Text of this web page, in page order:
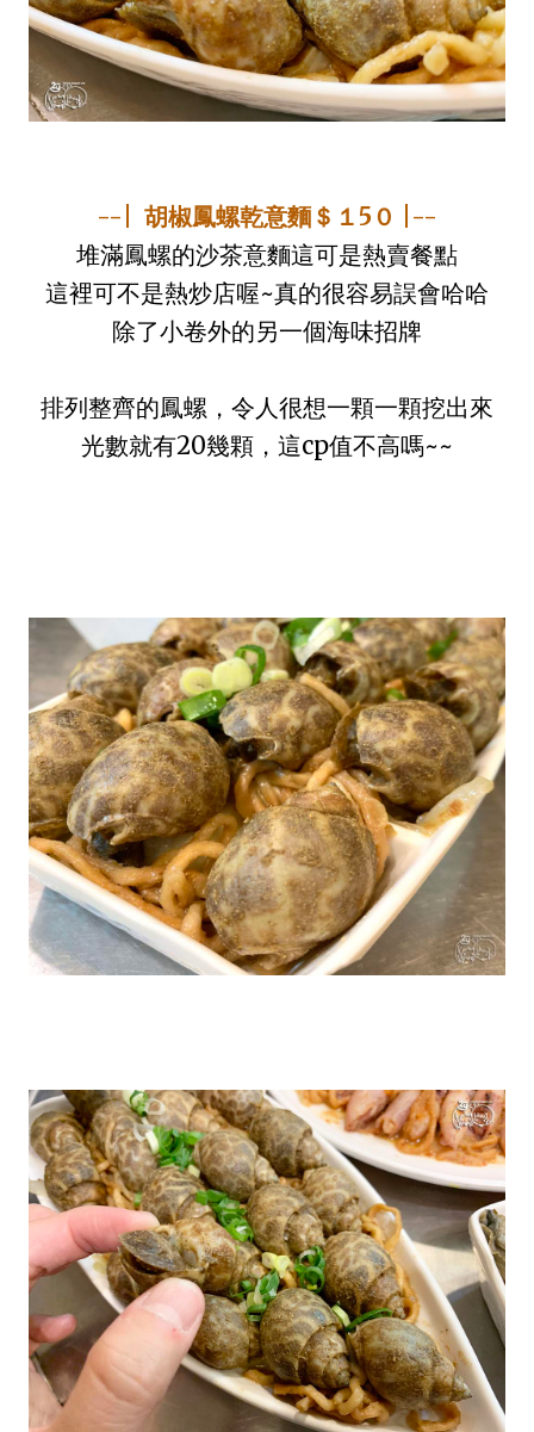
--| 胡椒鳳螺乾意麵＄１5０ |--
堆滿鳳螺的沙茶意麵這可是熱賣餐點
這裡可不是熱炒店喔~真的很容易誤會哈哈
除了小卷外的另一個海味招牌
排列整齊的鳳螺，令人很想一顆一顆挖出來
光數就有20幾顆，這cp值不高嗎~~